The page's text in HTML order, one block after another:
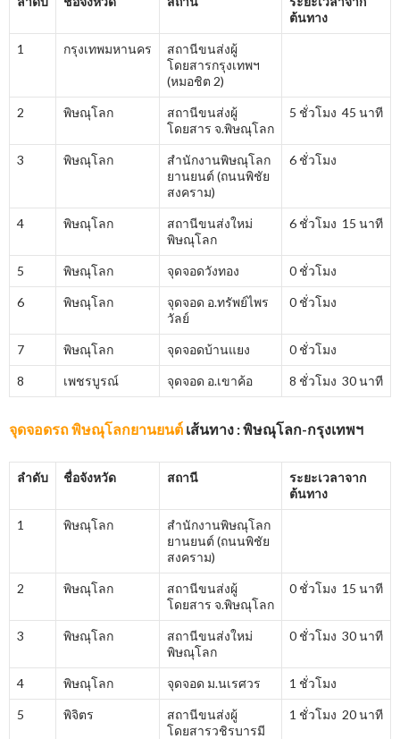
ต้นทาง
1 กรุงเทพมหานคร
สถานีขนส่งผู้
โดยสารกรุงเทพฯ
(หมอชิต 2)
2 พิษณุโลก
สถานีขนส่งผู้
โดยสาร จ.พิษณุโลก
5 ชั่วโมง 45 นาที
3 พิษณุโลก
สำนักงานพิษณุโลก
ยานยนต์ (ถนนพิชัย
สงคราม)
6 ชั่วโมง
4 พิษณุโลก
สถานีขนส่งใหม่
พิษณุโลก
6 ชั่วโมง 15 นาที
5 พิษณุโลก จุดจอดวังทอง 0 ชั่วโมง
6 พิษณุโลก
จุดจอด อ.ทรัพย์ไพร
วัลย์
0 ชั่วโมง
7 พิษณุโลก จุดจอดบ้านแยง 0 ชั่วโมง
8 เพชรบูรณ์ จุดจอด อ.เขาค้อ 8 ชั่วโมง 30 นาที
จุดจอดรถ พิษณุโลกยานยนต์ เส้นทาง : พิษณุโลก-กรุงเทพฯ
ลำดับ ชื่อจังหวัด สถานี
ระยะเวลาจาก
ต้นทาง
1 พิษณุโลก
สำนักงานพิษณุโลก
ยานยนต์ (ถนนพิชัย
สงคราม)
2 พิษณุโลก
สถานีขนส่งผู้
โดยสาร จ.พิษณุโลก
0 ชั่วโมง 15 นาที
3 พิษณุโลก
สถานีขนส่งใหม่
พิษณุโลก
0 ชั่วโมง 30 นาที
4 พิษณุโลก จุดจอด ม.นเรศวร 1 ชั่วโมง
5 พิจิตร
สถานีขนส่งผู้
โดยสารวชิรบารมี
1 ชั่วโมง 20 นาที